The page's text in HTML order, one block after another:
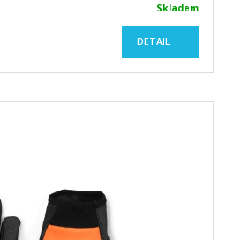
Skladem
DETAIL